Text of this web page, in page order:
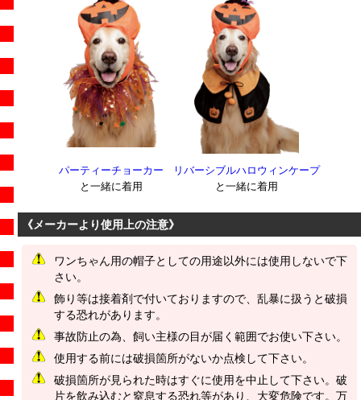
パーティーチョーカー
と一緒に着用
リバーシブルハロウィンケープ
と一緒に着用
《メーカーより使用上の注意》
ワンちゃん用の帽子としての用途以外には使用しないで下
さい。
飾り等は接着剤で付いておりますので、乱暴に扱うと破損
する恐れがあります。
事故防止の為、飼い主様の目が届く範囲でお使い下さい。
使用する前には破損箇所がないか点検して下さい。
破損箇所が見られた時はすぐに使用を中止して下さい。破
片を飲み込むと窒息する恐れ等があり、大変危険です。万